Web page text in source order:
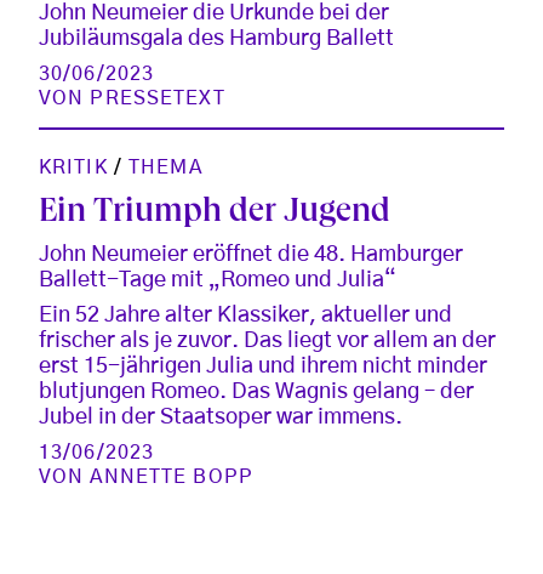
John Neumeier die Urkunde bei der
Jubiläumsgala des Hamburg Ballett
30/06/2023
VON
PRESSETEXT
KRITIK / THEMA
Ein Triumph der Jugend
John Neumeier eröffnet die 48. Hamburger
Ballett-Tage mit „Romeo und Julia“
Ein 52 Jahre alter Klassiker, aktueller und
frischer als je zuvor. Das liegt vor allem an der
erst 15-jährigen Julia und ihrem nicht minder
blutjungen Romeo. Das Wagnis gelang – der
Jubel in der Staatsoper war immens.
13/06/2023
VONANNETTE BOPP